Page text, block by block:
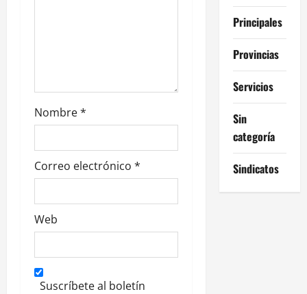
a
s
Nombre*
Correo electrónico *
Web
Suscríbete al boletín
Principales
Provincias
Servicios
Sin
categoría
Sindicatos